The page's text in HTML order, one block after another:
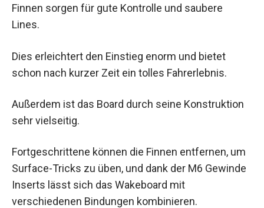
Finnen sorgen für gute Kontrolle und saubere
Lines.
Dies erleichtert den Einstieg enorm und bietet
schon nach kurzer Zeit ein tolles Fahrerlebnis.
Außerdem ist das Board durch seine Konstruktion
sehr vielseitig.
Fortgeschrittene können die Finnen entfernen, um
Surface-Tricks zu üben, und dank der M6 Gewinde
Inserts lässt sich das Wakeboard mit
verschiedenen Bindungen kombinieren.